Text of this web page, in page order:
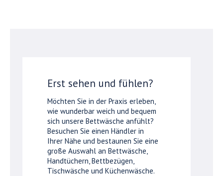
Erst sehen und fühlen?
Möchten Sie in der Praxis erleben,
wie wunderbar weich und bequem
sich unsere Bettwäsche anfühlt?
Besuchen Sie einen Händler in
Ihrer Nähe und bestaunen Sie eine
große Auswahl an Bettwäsche,
Handtüchern, Bettbezügen,
Tischwäsche und Küchenwäsche.